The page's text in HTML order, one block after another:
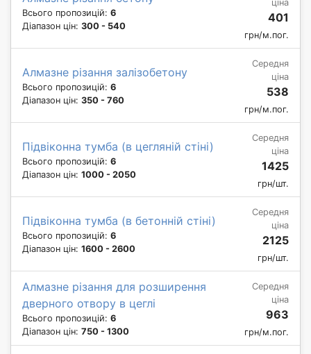
Всього пропозицій: 6
Діапазон цін: 300 - 540
ціна
401
грн/м.пог.
Алмазне різання залізобетону
Всього пропозицій: 6
Діапазон цін: 350 - 760
Середня
ціна
538
грн/м.пог.
Підвіконна тумба (в цегляній стіні)
Всього пропозицій: 6
Діапазон цін: 1000 - 2050
Середня
ціна
1425
грн/шт.
Підвіконна тумба (в бетонній стіні)
Всього пропозицій: 6
Діапазон цін: 1600 - 2600
Середня
ціна
2125
грн/шт.
Алмазне різання для розширення
дверного отвору в цеглі
Всього пропозицій: 6
Діапазон цін: 750 - 1300
Середня
ціна
963
грн/м.пог.